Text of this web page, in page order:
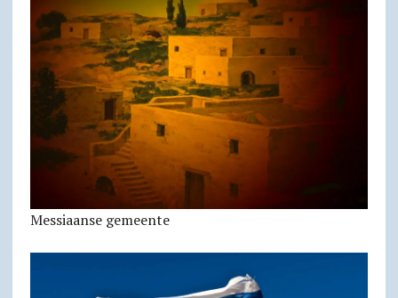
Messiaanse gemeente